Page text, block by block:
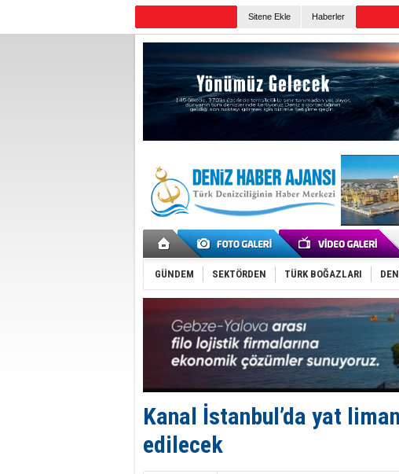
Sitene Ekle Haberler
GÜNDEM SEKTÖRDEN TÜRK BOĞAZLARI
Kanal İstanbul’da yat
edilecek